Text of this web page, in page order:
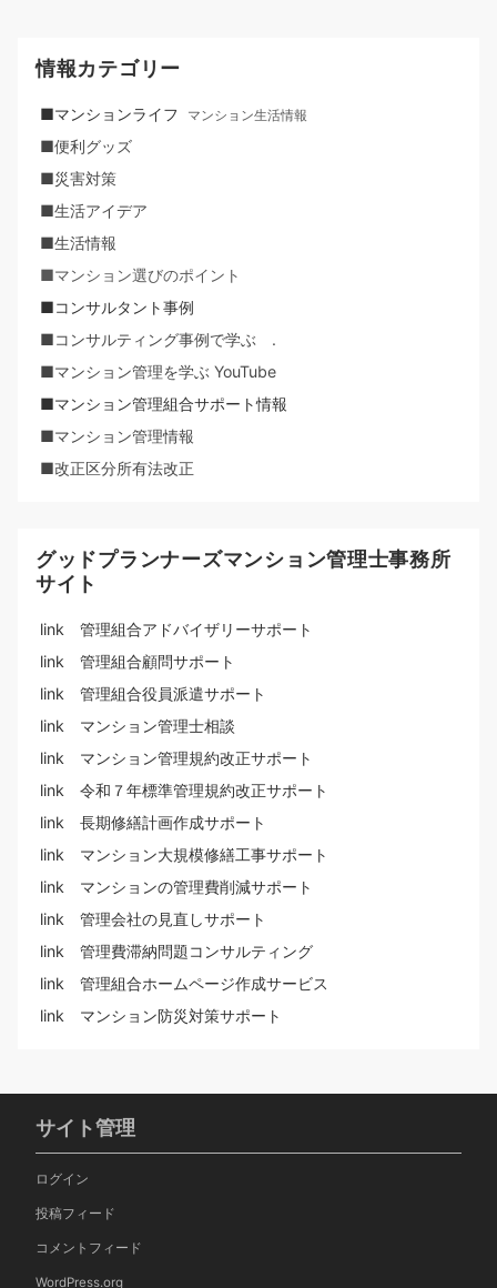
情報カテゴリー
■マンションライフ マンション生活情報
■便利グッズ
■災害対策
■生活アイデア
■生活情報
■マンション選びのポイント
■コンサルタント事例
■コンサルティング事例で学ぶ .
■マンション管理を学ぶ YouTube
■マンション管理組合サポート情報
■マンション管理情報
■改正区分所有法改正
グッドプランナーズマンション管理士事務所
サイト
link 管理組合アドバイザリーサポート
link 管理組合顧問サポート
link 管理組合役員派遣サポート
link マンション管理士相談
link マンション管理規約改正サポート
link 令和７年標準管理規約改正サポート
link 長期修繕計画作成サポート
link マンション大規模修繕工事サポート
link マンションの管理費削減サポート
link 管理会社の見直しサポート
link 管理費滞納問題コンサルティング
link 管理組合ホームページ作成サービス
link マンション防災対策サポート
サイト管理
ログイン
投稿フィード
コメントフィード
WordPress.org